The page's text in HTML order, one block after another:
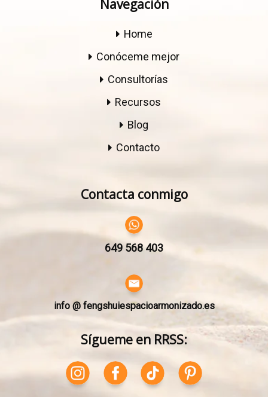
Navegación
Home
Conóceme mejor
Consultorías
Recursos
Blog
Contacto
Contacta conmigo
649 568 403
info @ fengshuiespacioarmonizado.es
Sígueme en RRSS: